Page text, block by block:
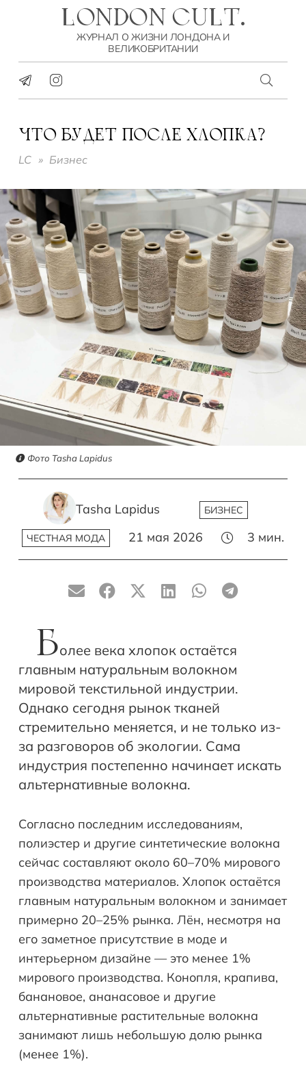
LONDON CULT.
ЖУРНАЛ О ЖИЗНИ ЛОНДОНА И
ВЕЛИКОБРИТАНИИ
ЧТО БУДЕТ ПОСЛЕ ХЛОПКА?
LC » Бизнес
Фото Tasha Lapidus
Tasha Lapidus БИЗНЕС
ЧЕСТНАЯ МОДА 21 мая 2026 3 мин.
Более века хлопок остаётся
главным натуральным волокном
мировой текстильной индустрии.
Однако сегодня рынок тканей
стремительно меняется, и не только из-
за разговоров об экологии. Сама
индустрия постепенно начинает искать
альтернативные волокна.
Согласно последним исследованиям,
полиэстер и другие синтетические волокна
сейчас составляют около 60–70% мирового
производства материалов. Хлопок остаётся
главным натуральным волокном и занимает
примерно 20–25% рынка. Лён, несмотря на
его заметное присутствие в моде и
интерьерном дизайне — это менее 1%
мирового производства. Конопля, крапива,
банановое, ананасовое и другие
альтернативные растительные волокна
занимают лишь небольшую долю рынка
(менее 1%).